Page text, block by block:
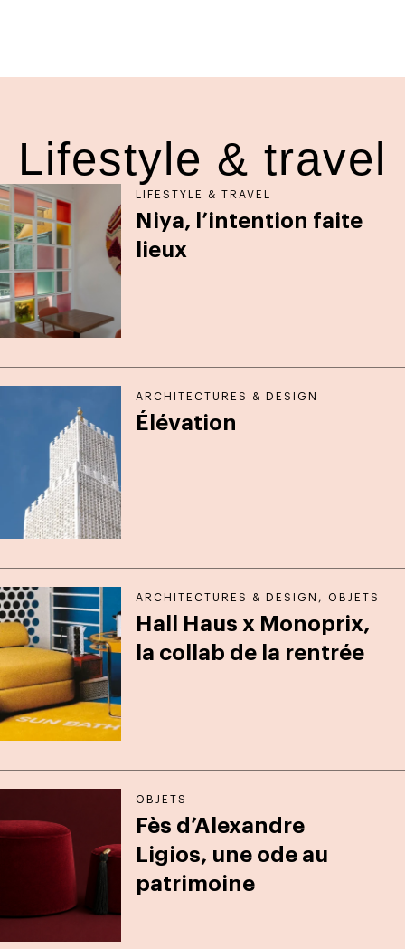
Lifestyle & travel
LIFESTYLE & TRAVEL
Niya, l’intention faite
lieux
ARCHITECTURES & DESIGN
Élévation
ARCHITECTURES & DESIGN ,OBJETS
Hall Haus x Monoprix,
la collab de la rentrée
OBJETS
Fès d’Alexandre
Ligios, une ode au
patrimoine